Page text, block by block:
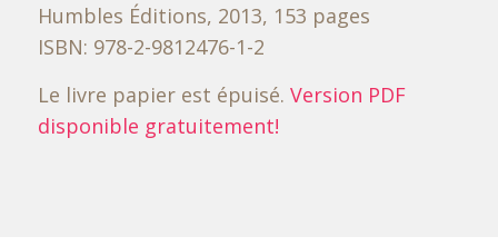
Humbles Éditions, 2013, 153 pages
ISBN: 978-2-9812476-1-2
Le livre papier est épuisé. Version PDF
disponible gratuitement!